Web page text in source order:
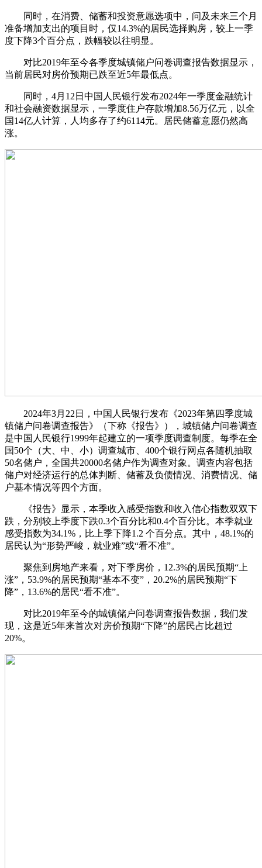
同时，在消费、储蓄和投资意愿选项中，问及未来三个月
准备增加支出的项目时，仅14.3%的居民选择购房，较上一季
度下降3个百分点，跌幅较以往明显。
对比2019年至今各季度城镇储户问卷调查报告数据显示，
当前居民对房价预期已跌至近5年最低点。
同时，4月12日中国人民银行发布2024年一季度金融统计
和社会融资数据显示，一季度住户存款增加8.56万亿元，以全
国14亿人计算，人均多存了约6114元。居民储蓄意愿仍然高
涨。
2024年3月22日，中国人民银行发布《2023年第四季度城
镇储户问卷调查报告》（下称《报告》），城镇储户问卷调查
是中国人民银行1999年起建立的一项季度调查制度。每季在全
国50个（大、中、小）调查城市、400个银行网点各随机抽取
50名储户，全国共20000名储户作为调查对象。调查内容包括
储户对经济运行的总体判断、储蓄及负债情况、消费情况、储
户基本情况等四个方面。
《报告》显示，本季收入感受指数和收入信心指数双双下
跌，分别较上季度下跌0.3个百分比和0.4个百分比。本季就业
感受指数为34.1%，比上季下降1.2 个百分点。其中，48.1%的
居民认为“形势严峻，就业难”或“看不准”。
聚焦到房地产来看，对下季房价，12.3%的居民预期“上
涨”，53.9%的居民预期“基本不变”，20.2%的居民预期“下
降”，13.6%的居民“看不准”。
对比2019年至今的城镇储户问卷调查报告数据，我们发
现，这是近5年来首次对房价预期“下降”的居民占比超过
20%。